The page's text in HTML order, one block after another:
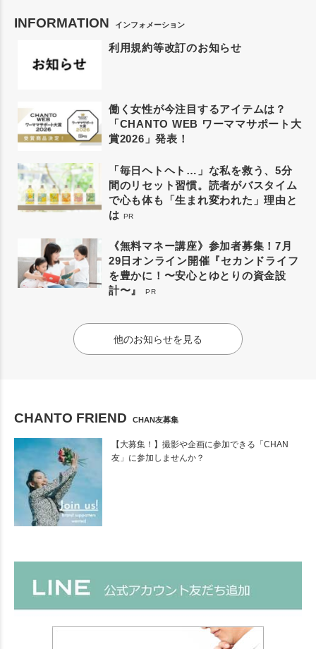
INFORMATION インフォメーション
利用規約等改訂のお知らせ
働く女性が今注目するアイテムは？
「CHANTO WEB ワーママサポート大
賞2026」発表！
「毎日ヘトヘト…」な私を救う、5分
間のリセット習慣。読者がバスタイム
で心も体も「生まれ変われた」理由と
は PR
《無料マネー講座》参加者募集！7月
29日オンライン開催『セカンドライフ
を豊かに！〜安心とゆとりの資金設
計〜』
PR
他のお知らせを見る
CHANTO FRIEND CHAN友募集
【大募集！】撮影や企画に参加できる「CHAN
友」に参加しませんか？